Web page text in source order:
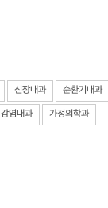
신장내과
순환기내과
감염내과
가정의학과